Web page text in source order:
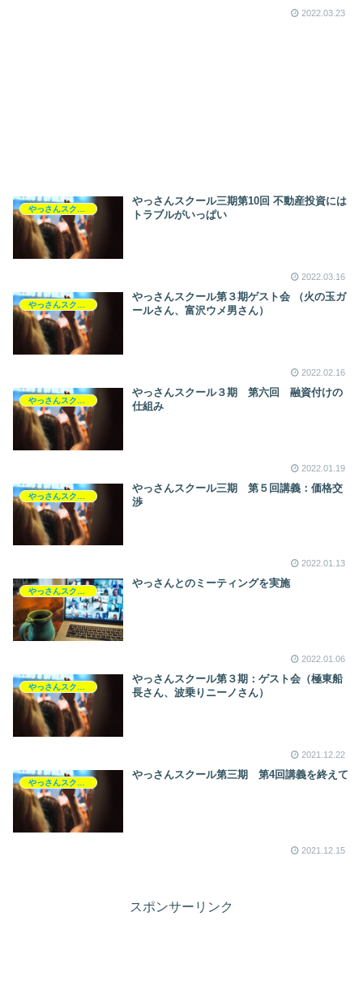
2022.03.23
やっさんスクール
やっさんスクール三期第10回 不動産投資には
トラブルがいっぱい
2022.03.16
やっさんスクール第３期ゲスト会 （火の玉ガ
ールさん、富沢ウメ男さん）
2022.02.16
やっさんスクール３期 第六回 融資付けの
仕組み
2022.01.19
やっさんスクール三期 第５回講義：価格交
渉
2022.01.13
やっさんスクール
やっさんとのミーティングを実施
2022.01.06
やっさんスクール第３期：ゲスト会（極東船
長さん、波乗りニーノさん）
2021.12.22
やっさんスクール第三期 第4回講義を終えて
2021.12.15
スポンサーリンク